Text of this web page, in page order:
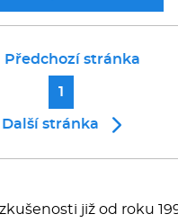
Předchozí stránka
1
Další stránka
již od roku